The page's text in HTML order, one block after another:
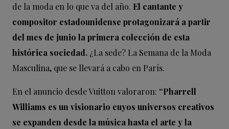
de la moda en lo que va del año. El cantante y
compositor estadounidense protagonizará a partir
del mes de junio la primera colección de esta
histórica sociedad. ¿La sede? La Semana de la Moda
Masculina, que se llevará a cabo en París.
En el anuncio desde Vuitton valoraron: “Pharrell
Williams es un visionario cuyos universos creativos
se expanden desde la música hasta el arte y la